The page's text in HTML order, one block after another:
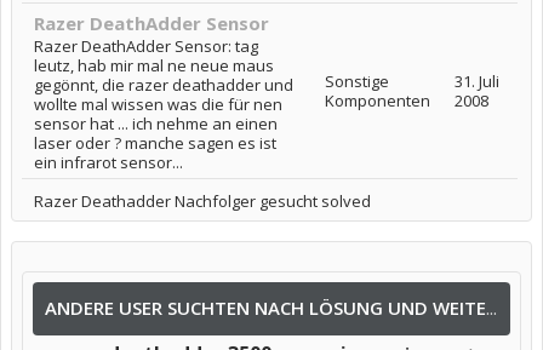
Razer DeathAdder Sensor
Razer DeathAdder Sensor: tag
leutz, hab mir mal ne neue maus
gegönnt, die razer deathadder und
wollte mal wissen was die für nen
sensor hat ... ich nehme an einen
laser oder ? manche sagen es ist
ein infrarot sensor...
Sonstige
Komponenten
31. Juli
2008
Razer Deathadder Nachfolger gesucht solved
ANDERE USER SUCHTEN NACH LÖSUNG UND WEITEREN INFOS NACH: